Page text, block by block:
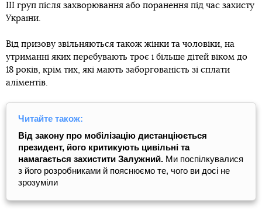
ІІІ груп після захворювання або поранення під час захисту
України.
Від призову звільняються також жінки та чоловіки, на
утриманні яких перебувають троє і більше дітей віком до
18 років, крім тих, які мають заборгованість зі сплати
аліментів.
Читайте також:
Від закону про мобілізацію дистанціюється
президент, його критикують цивільні та
намагається захистити Залужний. Ми поспілкувалися
з його розробниками й пояснюємо те, чого ви досі не
зрозуміли